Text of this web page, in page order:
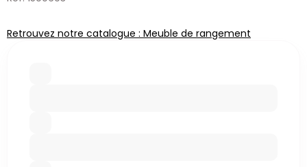
Retrouvez notre catalogue : Meuble de rangement